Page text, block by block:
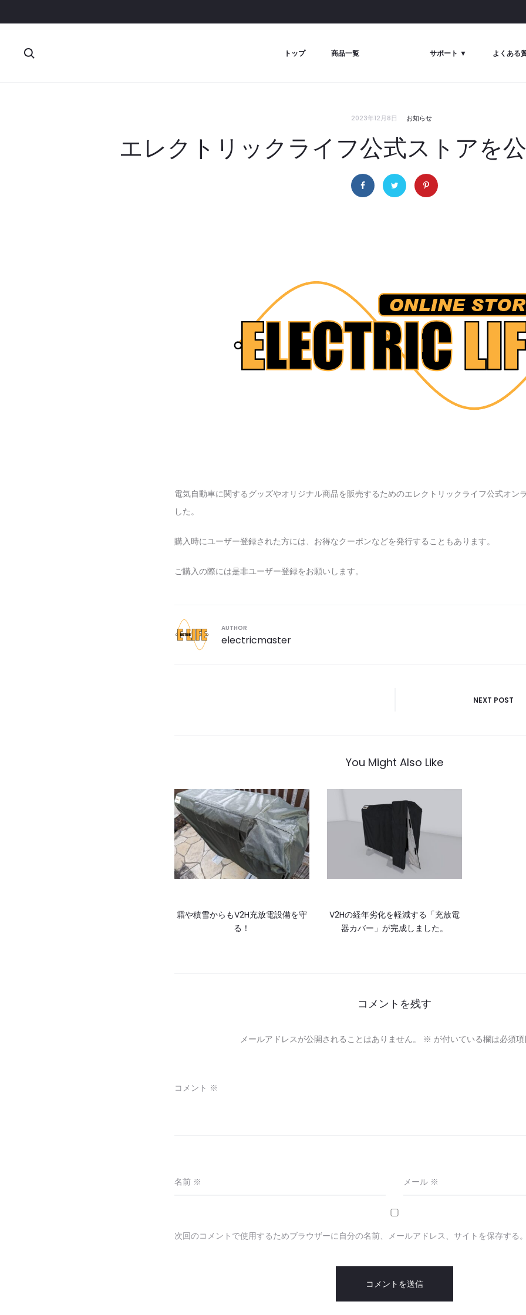
トップ 商品一覧 サポート ▼ よくある
2023年12月8日 お知らせ
エレクトリックライフ公式ストアを
電気自動車に関するグッズやオリジナル商品を販売するためのエレクトリックライフ公式オン
した。
購入時にユーザー登録された方には、お得なクーポンなどを発行することもあります。
ご購入の際には是非ユーザー登録をお願いします。
AUTHOR
electricmaster
ゲ
ー
シ
ョ
ン
NEXT POST
You Might Also Like
霜や積雪からもV2H充放電設備を守
る！
V2Hの経年劣化を軽減する「充放電
器カバー」が完成しました。
コメントを残す
メールアドレスが公開されることはありません。 ※ が付いている欄は必須
コメント ※
名前 ※ メール ※
次回のコメントで使用するためブラウザーに自分の名前、メールアドレス、サイトを保存する